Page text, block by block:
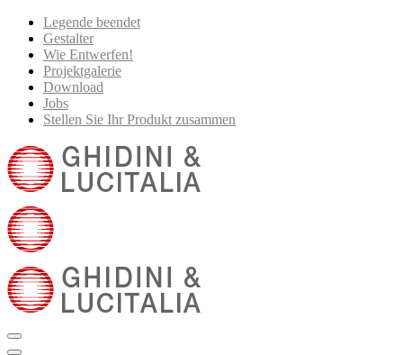
Legende beendet
Gestalter
Wie Entwerfen!
Projektgalerie
Download
Jobs
Stellen Sie Ihr Produkt zusammen